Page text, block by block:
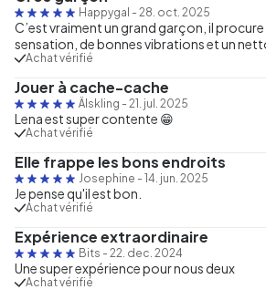
Happygal - 28. oct. 2025
C’est vraiment un grand garçon, il
sensation, de bonnes vibrations et un
Achat vérifié
Jouer à cache-cache
Älskling - 21. jul. 2025
Lena est super contente 😁
Achat vérifié
Elle frappe les bons endroits
Josephine - 14. jun. 2025
Je pense qu'il est bon.
Achat vérifié
Expérience extraordinaire
Bits - 22. dec. 2024
Une super expérience pour nous deux
Achat vérifié